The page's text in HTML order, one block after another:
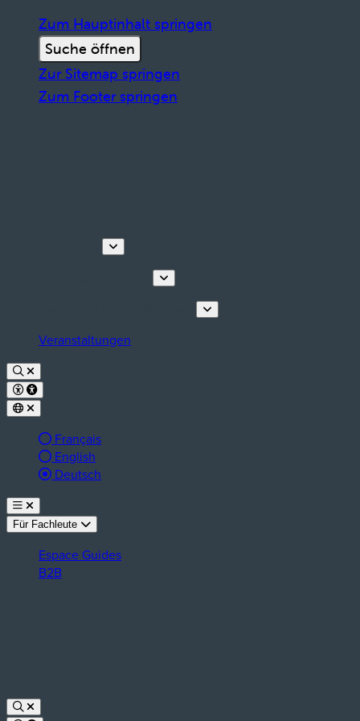
Zum Hauptinhalt springen
Suche öffnen
Zur Sitemap springen
Zum Footer springen
Veranstaltungen
Français
English
aktive Sprache:
Deutsch
Für Fachleute
Espace Guides
B2B